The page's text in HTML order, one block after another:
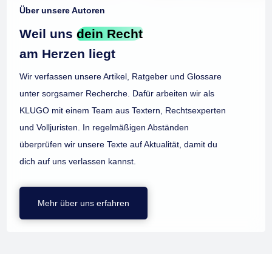
Über unsere Autoren
Weil unsdein Recht
am Herzen liegt
Wir verfassen unsere Artikel, Ratgeber und Glossare
unter sorgsamer Recherche. Dafür arbeiten wir als
KLUGO mit einem Team aus Textern, Rechtsexperten
und Volljuristen. In regelmäßigen Abständen
überprüfen wir unsere Texte auf Aktualität, damit du
dich auf uns verlassen kannst.
Mehr über uns erfahren